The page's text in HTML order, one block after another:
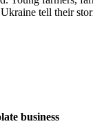
tell their
business